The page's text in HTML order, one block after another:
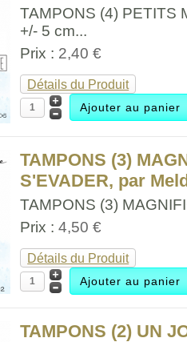
TAMPONS (4) PETITS
+/- 5 cm...
Prix : 2,40 €
Détails du Produit
TAMPONS (3)
S'EVADER, par
TAMPONS (3)
Prix :4,50 €
Détails du Produit
TAMPONS (2) UN